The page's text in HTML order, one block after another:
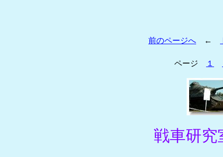
前のページへ ←
ページ １
戦車研究